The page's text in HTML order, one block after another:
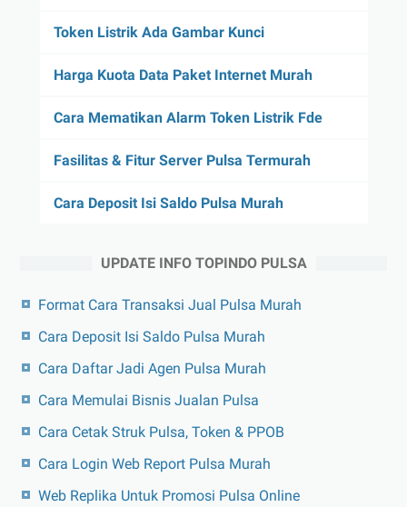
Token Listrik Ada Gambar Kunci
Harga Kuota Data Paket Internet Murah
Cara Mematikan Alarm Token Listrik Fde
Fasilitas & Fitur Server Pulsa Termurah
Cara Deposit Isi Saldo Pulsa Murah
UPDATE INFO TOPINDO PULSA
Format Cara Transaksi Jual Pulsa Murah
Cara Deposit Isi Saldo Pulsa Murah
Cara Daftar Jadi Agen Pulsa Murah
Cara Memulai Bisnis Jualan Pulsa
Cara Cetak Struk Pulsa, Token & PPOB
Cara Login Web Report Pulsa Murah
Web Replika Untuk Promosi Pulsa Online